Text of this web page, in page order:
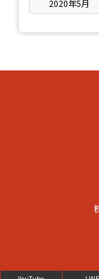
2020年5月